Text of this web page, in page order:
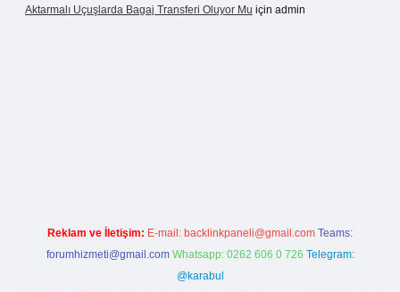
Aktarmalı Uçuşlarda Bagaj Transferi Oluyor Mu için admin
Reklam ve İletişim: E-mail: backlinkpaneli@gmail.com Teams:
forumhizmeti@gmail.com Whatsapp: 0262 606 0 726 Telegram:
@karabul